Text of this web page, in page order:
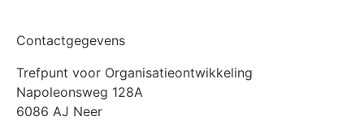
Contactgegevens
Trefpunt voor Organisatieontwikkeling
Napoleonsweg 128A
6086 AJ Neer